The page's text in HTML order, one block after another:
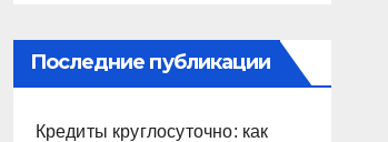
Последние публикации
Кредиты круглосуточно: как